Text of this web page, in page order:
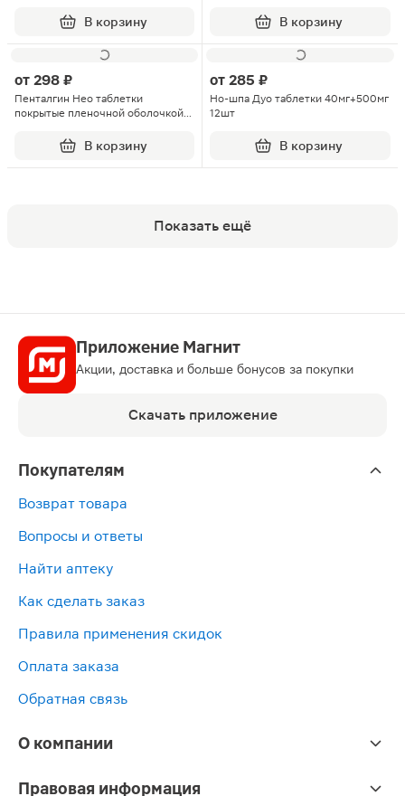
В корзину В корзину
от 298 ₽
Пенталгин Нео таблетки
покрытые пленочной оболочкой
В корзину
от 285 ₽
Но-шпа Дуо таблетки 40мг+500мг
12шт
В корзину
Показать ещё
Приложение Магнит
Акции, доставка и больше бонусов за покупки
Скачать приложение
Покупателям
Возврат товара
Вопросы и ответы
Найти аптеку
Как сделать заказ
Правила применения скидок
Оплата заказа
Обратная связь
О компании
Правовая информация